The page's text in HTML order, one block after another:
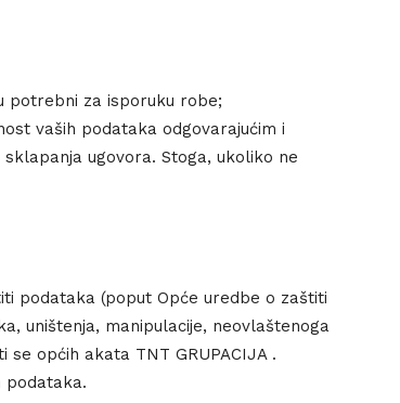
potrebni za isporuku robe;
vaših podataka odgovarajućim i
ugovora. Stoga, ukoliko ne
podataka (poput Opće uredbe o zaštiti
uništenja, manipulacije, neovlaštenoga
općih akata TNT GRUPACIJA .
podataka.